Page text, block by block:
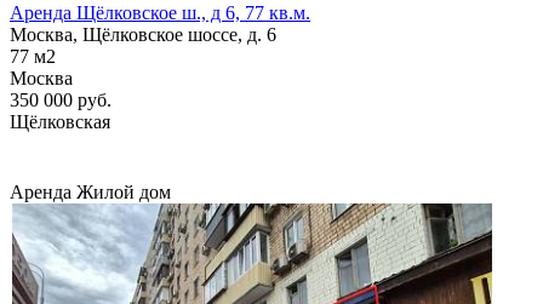
Аренда Щёлковское ш., д 6, 77 кв.м.
Москва, Щёлковское шоссе, д. 6
77 м2
Москва
350 000 руб.
Щёлковская
Аренда Жилой дом